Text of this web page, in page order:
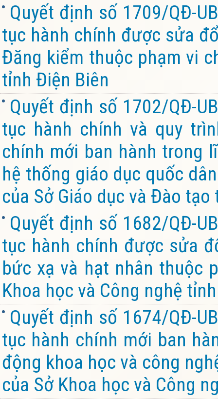
Quyết định số 1709/QĐ-
tục hành chính được sửa
Đăng kiểm thuộc phạm vi
tỉnh Điện Biên
Quyết định số 1702/QĐ-
tục hành chính và quy
chính mới ban hành trong
hệ thống giáo dục quốc
của Sở Giáo dục và Đào
Quyết định số 1682/QĐ-
tục hành chính được sửa
bức xạ và hạt nhân thuộc
Khoa học và Công nghệ
Quyết định số 1674/QĐ-
tục hành chính mới ban
động khoa học và công
của Sở Khoa học và Công